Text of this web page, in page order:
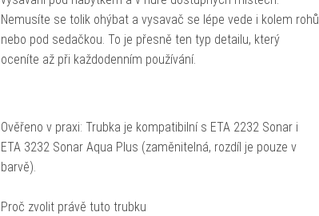
Nemusíte se tolik ohýbat a vysavač se lépe vede i kolem rohů
nebo pod sedačkou. To je přesně ten typ detailu, který
oceníte až při každodenním používání.
Ověřeno v praxi: Trubka je kompatibilní s ETA 2232 Sonar i
ETA 3232 Sonar Aqua Plus (zaměnitelná, rozdíl je pouze v
barvě).
Proč zvolit právě tuto trubku